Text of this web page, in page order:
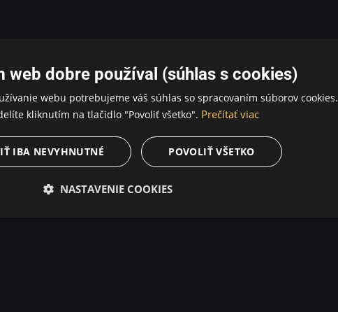
web dobre používal (súhlas s cookies)
webu potrebujeme váš súhlas so spracovaním súborov cookies.
kliknutím na tlačidlo "Povoliť všetko". Prečítať viac
POVOLIŤ VŠETKO
IBA NEVYHNUTNÉ
NASTAVENIE COOKIES